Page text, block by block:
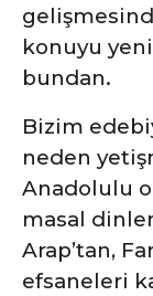
konuyu
bundan.
Bizim
neden
Anadolulu
masal
Arap’tan,
efsaneleri